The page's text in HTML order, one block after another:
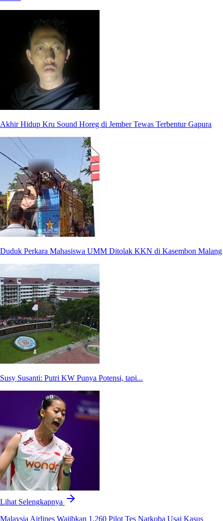
Akhir Hidup Kru Sound Horeg di Jember Tewas Terbentur Gapura
Duduk Perkara Mahasiswa UMM Ditolak KKN di Kasembon Malang
Susy Susanti: Putri KW Punya Potensi, tapi...
Lihat Selengkapnya
Malaysia Airlines Wajibkan 1.260 Pilot Tes Narkoba Usai Kasus